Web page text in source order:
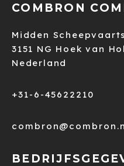
COMBRON
Midden
3151 NG Hoek van
Nederland
+31-6-45622210